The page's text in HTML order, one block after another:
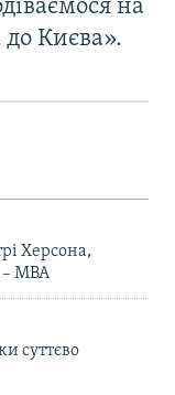
на
Києва».
Херсона,
– МВА
суттєво